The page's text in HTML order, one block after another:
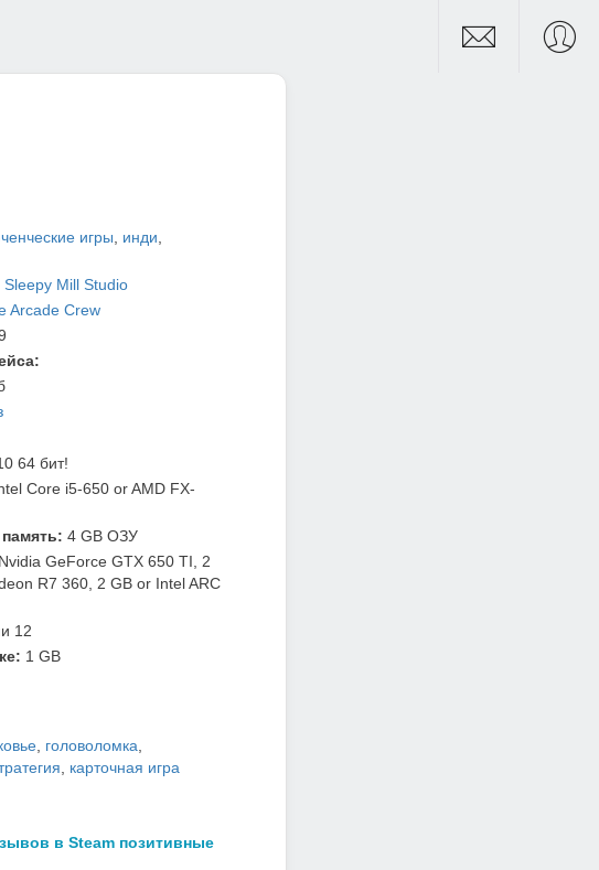
игры инди
Sleepy Mill Studio
Arcade Crew
64 бит!
Core i5-650 or AMD FX-
4 GB ОЗУ
Nvidia GeForce GTX 650 TI, 2
R7 360, 2 GB or Intel ARC
12
1 GB
, головоломка
карточная игра
в Steam позитивные